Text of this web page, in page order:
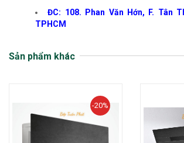
ĐC: 108. Phan Văn Hớn, F. Tân
TPHCM
Sản phẩm khác
-20%